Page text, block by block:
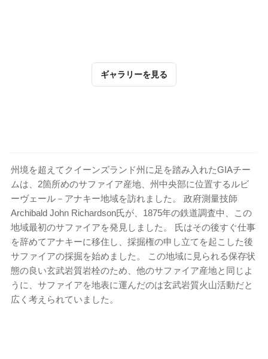
ギャラリーを見る
州境を超えてクイーンズランド州に足を踏み入れたGIAチー
ムは、2箇所めのサファイア産地、州中央部に位置するルビ
ーヴェール－アナキー地域を訪れました。 政府測量技師
Archibald John Richardson氏が、1875年の鉄道調査中、この
地域最初のサファイアを発見しました。 氏はその後すぐ仕事
を辞めてアナキーに移住し、採掘権の申し立てを起こした後
サファイアの採掘を始めました。 この地域に見られる保存状
態の良い玄武岩質岩栓のため、他のサファイア産地と同じよ
うに、サファイアを地表に運んだのは玄武岩質火山活動だと
広く考えられていました。